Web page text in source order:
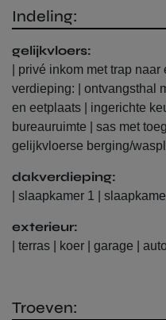
Indeling:
gelijkvloers:
| privé inkom met trap
verdieping: | ontvangsthal
en eetplaats | ingerichte
bureauruimte | sas met
gelijkvloerse berging/
dakverdieping:
| slaapkamer 1 |
exterieur:
| terras | koer | garage |
Troeven: